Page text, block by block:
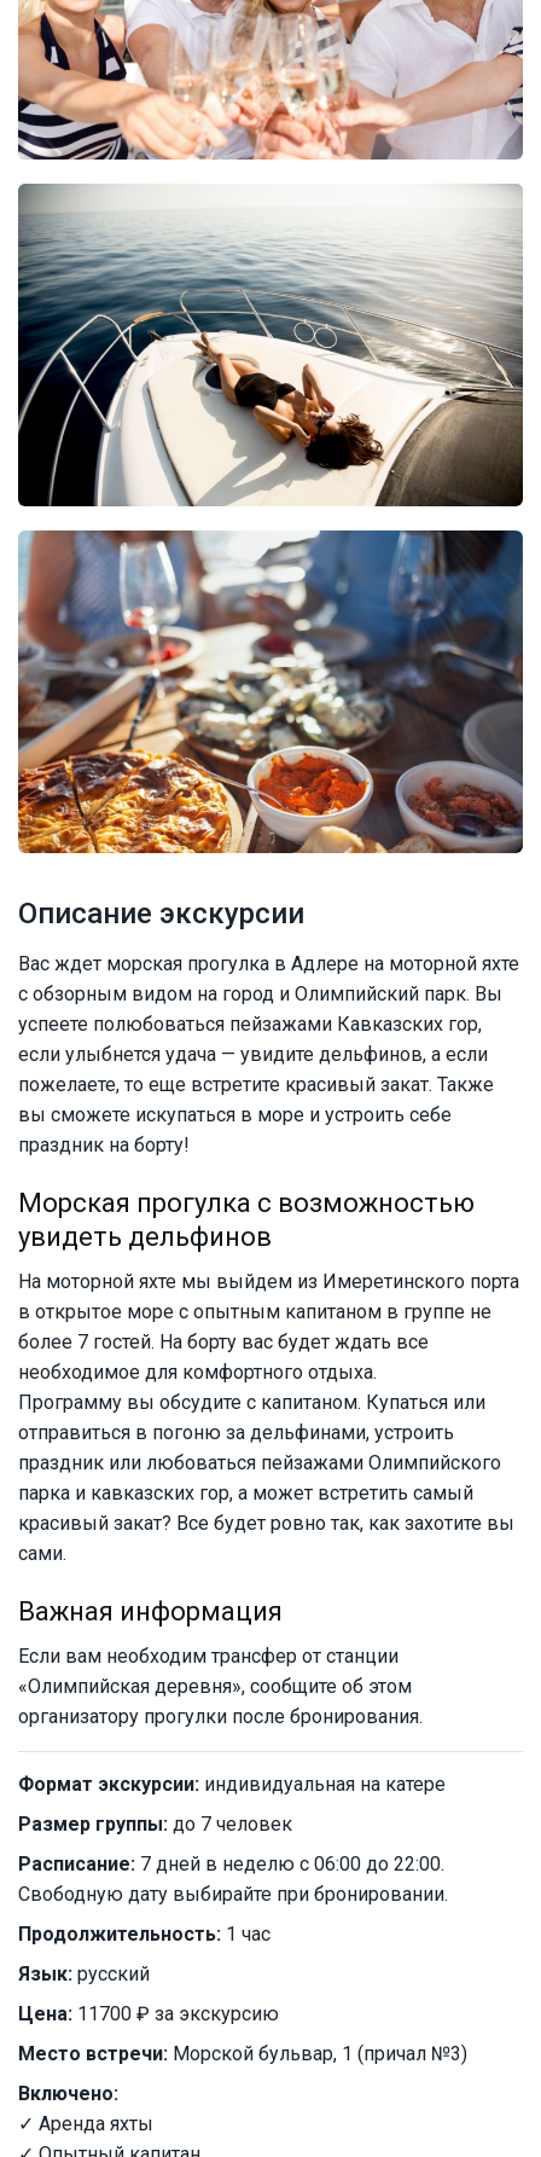
Описание экскурсии
Вас ждет морская прогулка в Адлере на моторной яхте
с обзорным видом на город и Олимпийский парк. Вы
успеете полюбоваться пейзажами Кавказских гор,
если улыбнется удача — увидите дельфинов, а если
пожелаете, то еще встретите красивый закат. Также
вы сможете искупаться в море и устроить себе
праздник на борту!
Морская прогулка с возможностью
увидеть дельфинов
На моторной яхте мы выйдем из Имеретинского порта
в открытое море с опытным капитаном в группе не
более 7 гостей. На борту вас будет ждать все
необходимое для комфортного отдыха.
Программу вы обсудите с капитаном. Купаться или
отправиться в погоню за дельфинами, устроить
праздник или любоваться пейзажами Олимпийского
парка и кавказских гор, а может встретить самый
красивый закат? Все будет ровно так, как захотите вы
сами.
Важная информация
Если вам необходим трансфер от станции
«Олимпийская деревня», сообщите об этом
организатору прогулки после бронирования.
Формат экскурсии: индивидуальная на катере
Размер группы: до 7 человек
Расписание: 7 дней в неделю с 06:00 до 22:00.
Свободную дату выбирайте при бронировании.
Продолжительность: 1 час
Язык: русский
Цена: 11700 ₽ за экскурсию
Место встречи: Морской бульвар, 1 (причал №3)
Включено:
✓ Аренда яхты